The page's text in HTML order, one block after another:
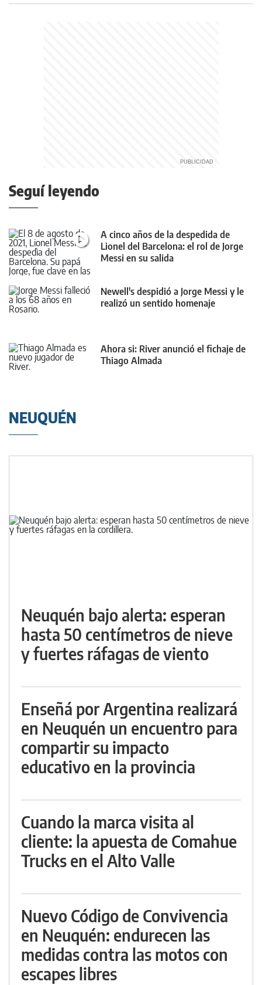
Seguí leyendo
A cinco años de la despedida de
Lionel del Barcelona: el rol de Jorge
Messi en su salida
Newell's despidió a Jorge Messi y le
realizó un sentido homenaje
Ahora si: River anunció el fichaje de
Thiago Almada
NEUQUÉN
Neuquén bajo alerta: esperan
hasta 50 centímetros de nieve
y fuertes ráfagas de viento
Enseñá por Argentina realizará
en Neuquén un encuentro para
compartir su impacto
educativo en la provincia
Cuando la marca visita al
cliente: la apuesta de Comahue
Trucks en el Alto Valle
Nuevo Código de Convivencia
en Neuquén: endurecen las
medidas contra las motos con
escapes libres